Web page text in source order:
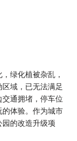
绿化植被杂乱，
域，已无法满足
通拥堵，停车位
体验。作为城市
的改造升级项